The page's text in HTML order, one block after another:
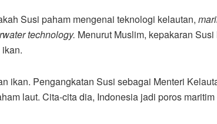
Susi paham mengenai teknologi kelautan,
technology. Menurut Muslim, kepakaran
ikan. Pengangkatan Susi sebagai Menteri
laut. Cita-cita dia, Indonesia jadi poros